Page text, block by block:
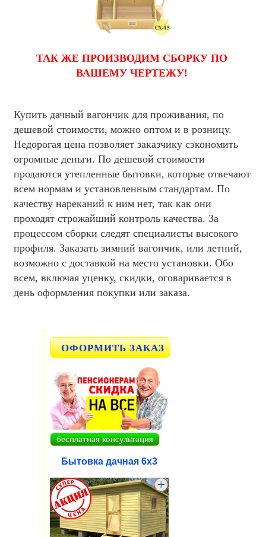
ТАК ЖЕ ПРОИЗВОДИМ СБОРКУ ПО
ВАШЕМУ ЧЕРТЕЖУ!
Купить дачный вагончик для проживания, по
дешевой стоимости, можно оптом и в розницу.
Недорогая цена позволяет заказчику сэкономить
огромные деньги. По дешевой стоимости
продаются утепленные бытовки, которые отвечают
всем нормам и установленным стандартам. По
качеству нареканий к ним нет, так как они
проходят строжайший контроль качества. За
процессом сборки следят специалисты высокого
профиля. Заказать зимний вагончик, или летний,
возможно с доставкой на место установки. Обо
всем, включая уценку, скидки, оговаривается в
день оформления покупки или заказа.
ОФОРМИТЬ ЗАКАЗ
бесплатная консультация
Бытовка дачная 6х3
.